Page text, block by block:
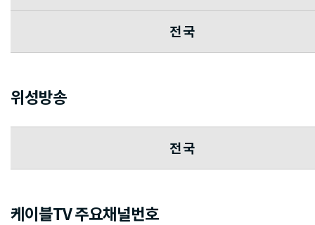
전 국
위성방송
전 국
케이블TV 주요채널번호